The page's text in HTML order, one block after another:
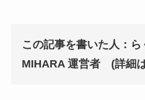
この記事を書いた人：
MIHARA 運営者
(詳細